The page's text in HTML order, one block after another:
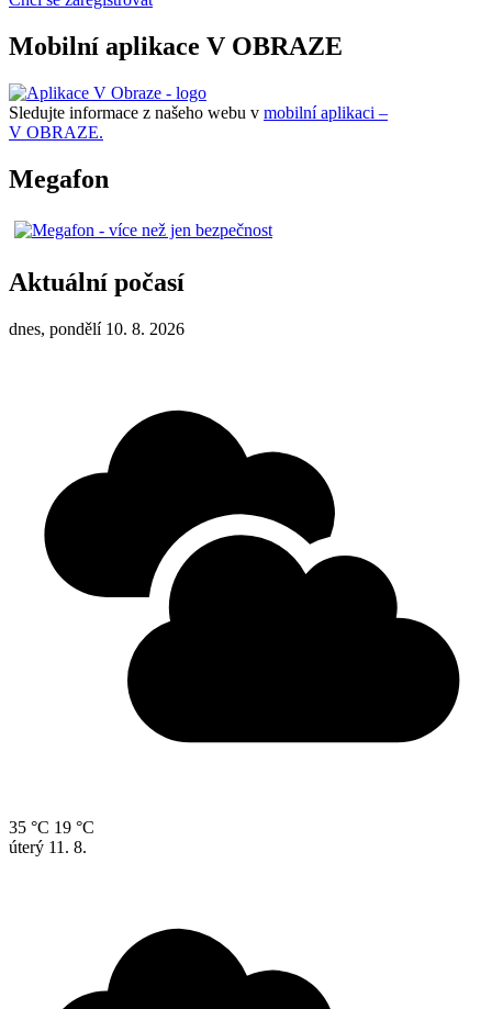
Mobilní aplikace V OBRAZE
Sledujte informace z našeho webu v mobilní aplikaci –
V OBRAZE.
Megafon
Aktuální počasí
dnes, pondělí 10. 8. 2026
35 °C 19 °C
úterý 11. 8.